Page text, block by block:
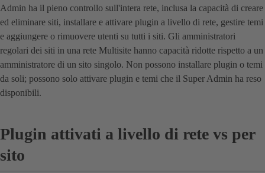
Admin ha il pieno controllo sull'intera rete, inclusa la capacità di creare
ed eliminare siti, installare e attivare plugin a livello di rete, gestire temi
e aggiungere o rimuovere utenti su tutti i siti. Gli amministratori
regolari dei siti in una rete Multisite hanno capacità ridotte rispetto a un
amministratore di un sito singolo. Non possono installare plugin o temi
da soli; possono solo attivare plugin e temi che il Super Admin ha reso
disponibili.
Plugin attivati a livello di rete vs per
sito